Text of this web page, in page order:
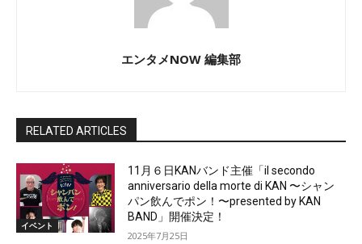
エンタメNOW 編集部
RELATED ARTICLES
イベント
11月６日KANバンド主催「il secondo
anniversario della morte di KAN 〜シャン
パン飲んでポン！〜presented by KAN
BAND」開催決定！
2025年7月25日